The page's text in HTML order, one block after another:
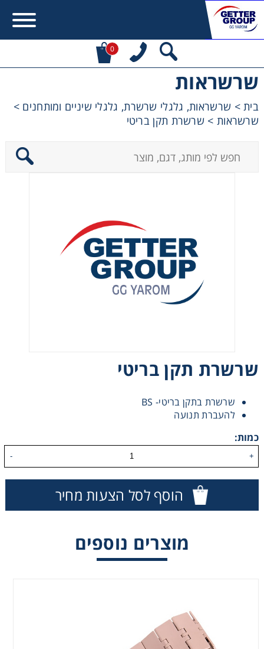
0
שרשראות
בית> שרשראות, גלגלי שרשרת, גלגלי שיניים ומותחנים >
שרשראות > שרשרת תקן בריטי
שרשרת תקן בריטי
שרשרת בתקן בריטי- BS
להעברת תנועה
כמות:
+
-
הוסף לסל הצעות מחיר
מוצרים נוספים
Contact form not found.
מעונין לקבל הצעת מחיר או מידע עבור:
מקשרים, מצמדים ובלמים
שרשראות, גלגלי שרשרת וגלגלי שיניים
רצועות וי, רצועות תזמון וגלגלים
רשתות ואביזרי מסוע